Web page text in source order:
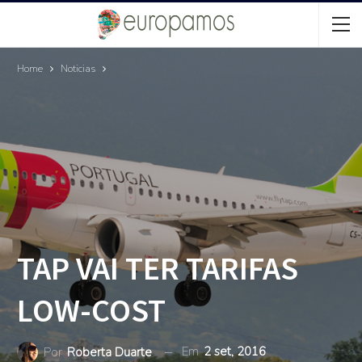
Home Noticias
TAP VAI TER TARIFAS
LOW-COST
PorRoberta Duarte Em2 set, 2016